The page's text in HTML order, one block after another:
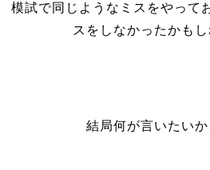
模試で同じようなミスをやって
スをしなかったかもし
結局何が言いたい